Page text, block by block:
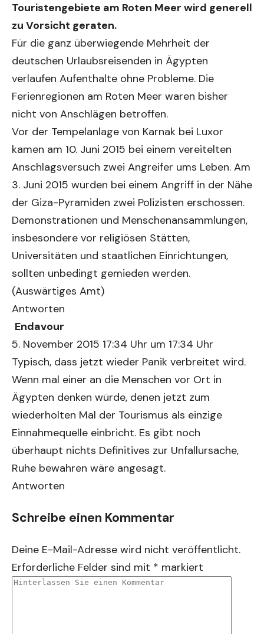
Touristengebiete am Roten Meer wird generell
zu Vorsicht geraten.
Für die ganz überwiegende Mehrheit der
deutschen Urlaubsreisenden in Ägypten
verlaufen Aufenthalte ohne Probleme. Die
Ferienregionen am Roten Meer waren bisher
nicht von Anschlägen betroffen.
Vor der Tempelanlage von Karnak bei Luxor
kamen am 10. Juni 2015 bei einem vereitelten
Anschlagsversuch zwei Angreifer ums Leben. Am
3. Juni 2015 wurden bei einem Angriff in der Nähe
der Giza-Pyramiden zwei Polizisten erschossen.
Demonstrationen und Menschenansammlungen,
insbesondere vor religiösen Stätten,
Universitäten und staatlichen Einrichtungen,
sollten unbedingt gemieden werden.
(Auswärtiges Amt)
Antworten
Endavour
5. November 2015 17:34 Uhr um 17:34 Uhr
Typisch, dass jetzt wieder Panik verbreitet wird.
Wenn mal einer an die Menschen vor Ort in
Ägypten denken würde, denen jetzt zum
wiederholten Mal der Tourismus als einzige
Einnahmequelle einbricht. Es gibt noch
überhaupt nichts Definitives zur Unfallursache,
Ruhe bewahren wäre angesagt.
Antworten
Schreibe einen Kommentar
Deine E-Mail-Adresse wird nicht veröffentlicht.
Erforderliche Felder sind mit * markiert